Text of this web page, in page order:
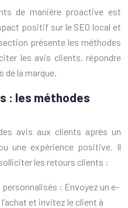
de manière proactive est
positif sur le SEO local et
présente les méthodes
les avis clients, répondre
de la marque.
: les méthodes
avis aux clients après un
une expérience positive. Il
les retours clients :
: Envoyez un e-
et invitez le client à